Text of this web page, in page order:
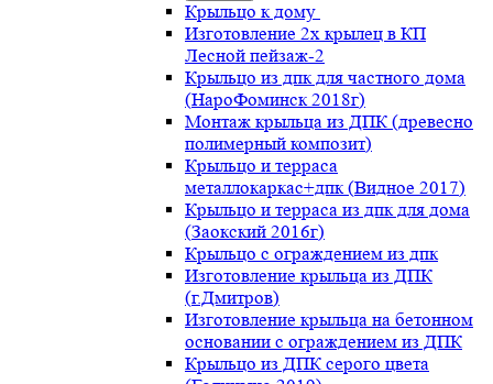
Крыльцо к дому
Изготовление 2х крылец в КП
Лесной пейзаж-2
Крыльцо из дпк для частного дома
(НароФоминск 2018г)
Монтаж крыльца из ДПК (древесно
полимерный композит)
Крыльцо и терраса
металлокаркас+дпк (Видное 2017)
Крыльцо и терраса из дпк для дома
(Заокский 2016г)
Крыльцо с ограждением из дпк
Изготовление крыльца из ДПК
(г.Дмитров)
Изготовление крыльца на бетонном
основании с ограждением из ДПК
Крыльцо из ДПК серого цвета